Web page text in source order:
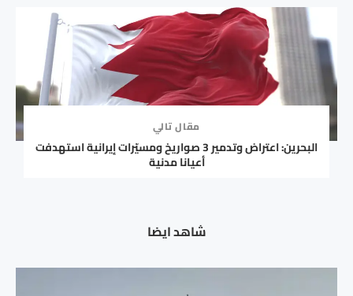
مقال تالي
البحرين: اعتراض وتدمير 3 صواريخ ومسيّرات إيرانية استهدفت
أعيانا مدنية
شاهد ايضا